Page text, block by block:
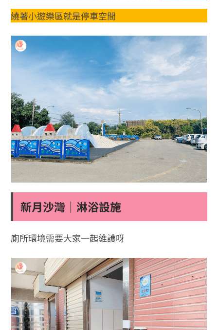
繞著小遊樂區就是停車空間
新月沙灣｜淋浴設施
廁所環境需要大家一起維護呀